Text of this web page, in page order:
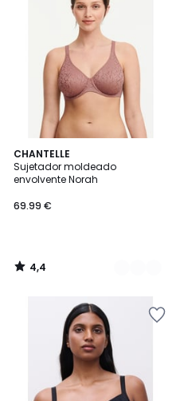
CHANTELLE
Sujetador moldeado
envolvente Norah
69.99 €
4,4
/ 5
3
Colores
4,4
/